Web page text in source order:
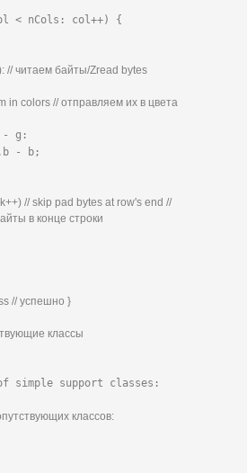
< nCols: col++) {
// читаем байты/Zread bytes
in colors // отправляем их в цвета
- g:
- b;
// skip pad bytes at row's end //
в конце строки
// успешно }
классы
support classes:
классов: